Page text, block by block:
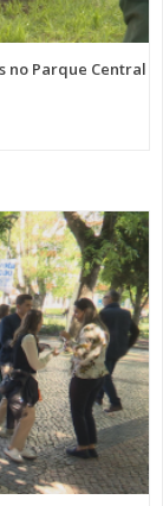
no Parque Central